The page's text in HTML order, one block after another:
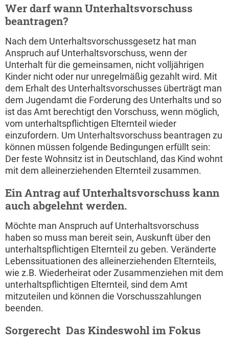
Wer darf wann Unterhaltsvorschuss
beantragen?
Nach dem Unterhaltsvorschussgesetz hat man
Anspruch auf Unterhaltsvorschuss, wenn der
Unterhalt für die gemeinsamen, nicht volljährigen
Kinder nicht oder nur unregelmäßig gezahlt wird. Mit
dem Erhalt des Unterhaltsvorschusses überträgt man
dem Jugendamt die Forderung des Unterhalts und so
ist das Amt berechtigt den Vorschuss, wenn möglich,
vom unterhaltspflichtigen Elternteil wieder
einzufordern. Um Unterhaltsvorschuss beantragen zu
können müssen folgende Bedingungen erfüllt sein:
Der feste Wohnsitz ist in Deutschland, das Kind wohnt
mit dem alleinerziehenden Elternteil zusammen.
Ein Antrag auf Unterhaltsvorschuss kann
auch abgelehnt werden.
Möchte man Anspruch auf Unterhaltsvorschuss
haben so muss man bereit sein, Auskunft über den
unterhaltspflichtigen Elternteil zu geben. Veränderte
Lebenssituationen des alleinerziehenden Elternteils,
wie z.B. Wiederheirat oder Zusammenziehen mit dem
unterhaltspflichtigen Elternteil, sind dem Amt
mitzuteilen und können die Vorschusszahlungen
beenden.
Sorgerecht  Das Kindeswohl im Fokus